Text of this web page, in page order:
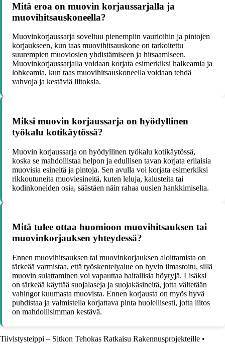
Mitä eroa on muovin korjaussarjalla ja
muovihitsauskoneella?
Muovinkorjaussarja soveltuu pienempiin vaurioihin ja pintojen
korjaukseen, kun taas muovihitsauskone on tarkoitettu
suurempien muoviosien yhdistämiseen ja hitsaamiseen.
Muovinkorjaussarjalla voidaan korjata esimerkiksi halkeamia ja
lohkeamia, kun taas muovihitsauskoneella voidaan tehdä
vahvoja ja kestäviä liitoksia.
Miksi muovin korjaussarja on hyödyllinen
työkalu kotikäytössä?
Muovin korjaussarja on hyödyllinen työkalu kotikäytössä,
koska se mahdollistaa helpon ja edullisen tavan korjata erilaisia
muovisia esineitä ja pintoja. Sen avulla voi korjata esimerkiksi
rikkoutuneita muoviesineitä, kuten leluja, kalusteita tai
kodinkoneiden osia, säästäen näin rahaa uusien hankkimiselta.
Mitä tulee ottaa huomioon muovihitsauksen tai
muovinkorjauksen yhteydessä?
Ennen muovihitsauksen tai muovinkorjauksen aloittamista on
tärkeää varmistaa, että työskentelyalue on hyvin ilmastoitu, sillä
muovin sulattaminen voi vapauttaa haitallisia höyryjä. Lisäksi
on tärkeää käyttää suojalaseja ja suojakäsineitä, jotta vältetään
vahingot kuumasta muovista. Ennen korjausta on myös hyvä
puhdistaa ja valmistella korjattava pinta huolellisesti, jotta liitos
on mahdollisimman kestävä.
Tiivistysteippi – Sitkon Tehokas Ratkaisu Rakennusprojekteille •